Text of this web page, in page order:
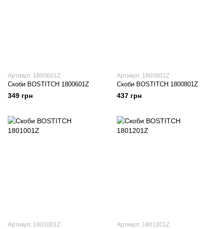
Артикул: 1800601Z
Скоби BOSTITCH 1800601Z
349 грн
Артикул: 1800801Z
Скоби BOSTITCH 1800801Z
437 грн
Артикул: 1801001Z Артикул: 1801201Z